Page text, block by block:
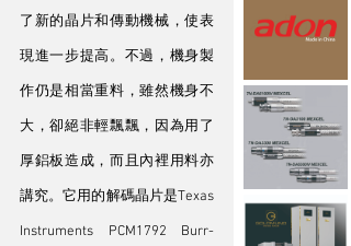
了新的晶片和傳動機械，使表
現進一步提高。不過，機身製
作仍是相當重料，雖然機身不
大，卻絕非輕飄飄，因為用了
厚鋁板造成，而且內裡用料亦
講究。它用的解碼晶片是Texas
Instruments PCM1792 Burr-